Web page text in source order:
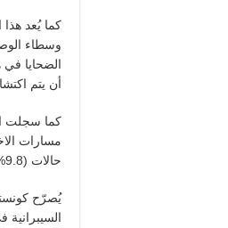
وسطاء
الضحايا
أن يتم
مسارات
حالات (9.8%).
يُصرّح